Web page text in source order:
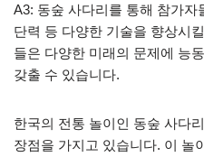
A3: 동숲 사다리를 통해 참가
단력 등 다양한 기술을 향상시
들은 다양한 미래의 문제에 능
갖출 수 있습니다.
한국의 전통 놀이인 동숲 사다
장점을 가지고 있습니다. 이 놀